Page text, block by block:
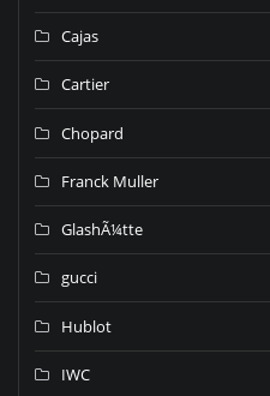
Cajas
Cartier
Chopard
Franck Muller
GlashÃ¼tte
gucci
Hublot
IWC